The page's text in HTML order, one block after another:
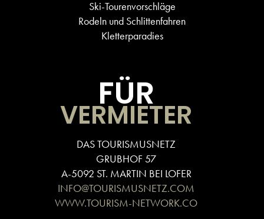
Ski-Tourenvorschläge
Rodeln und Schlittenfahren
Kletterparadies
FÜR
VERMIETER
DAS TOURISMUSNETZ
GRUBHOF 57
A-5092 ST. MARTIN BEI LOFER
INFO@TOURISMUSNETZ.COM
WWW.TOURISM-NETWORK.CO